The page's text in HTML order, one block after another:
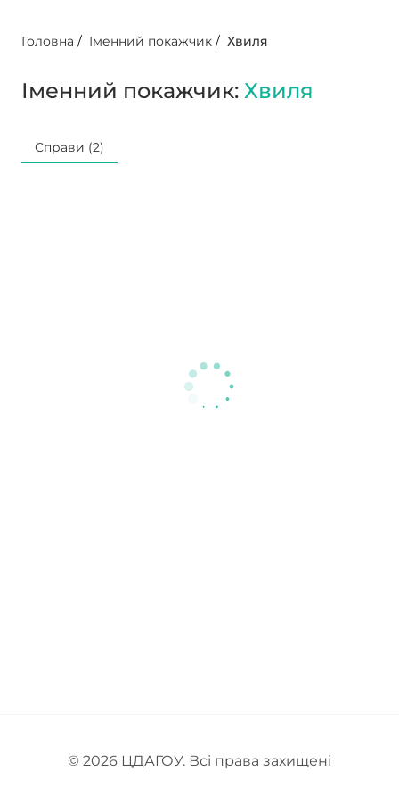
Головна / Іменний покажчик / Хвиля
Іменний покажчик: Хвиля
Справи (2)
© 2026 ЦДАГОУ. Всі права захищені